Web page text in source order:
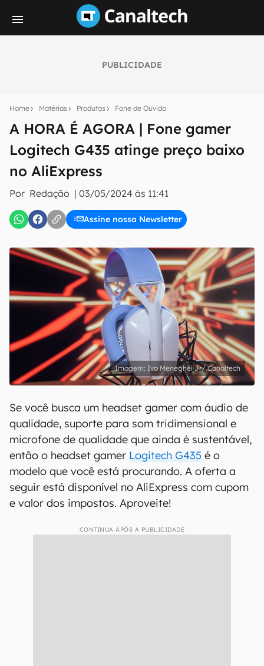
PUBLICIDADE
Home Matérias Produtos Fone de Ouvido
A HORA É AGORA | Fone gamer
Logitech G435 atinge preço baixo
no AliExpress
Por Redação | 03/05/2024 às 11:41
Assine nossa Newsletter
notícias e reviews sobre tecnologia em primeira
mão.
E-mail
inscreva-se
Uso e Política de Privacidade do Canaltech.
Ivo Meneghel Jr/ Canaltech
Se você busca um headset gamer com áudio de
qualidade, suporte para som tridimensional e
microfone de qualidade que ainda é sustentável,
então o headset gamer Logitech G435 é o
modelo que você está procurando. A oferta a
seguir está disponível no AliExpress com cupom
e valor dos impostos. Aproveite!
CONTINUA APÓS A PUBLICIDADE